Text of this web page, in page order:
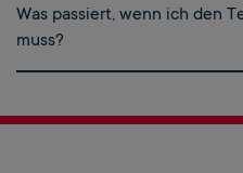
kannst.
Ja, wir freuen uns
vorzustellen. Bitte teile
Was passiert, wenn ich den
muss?
Bescheid, dann finden